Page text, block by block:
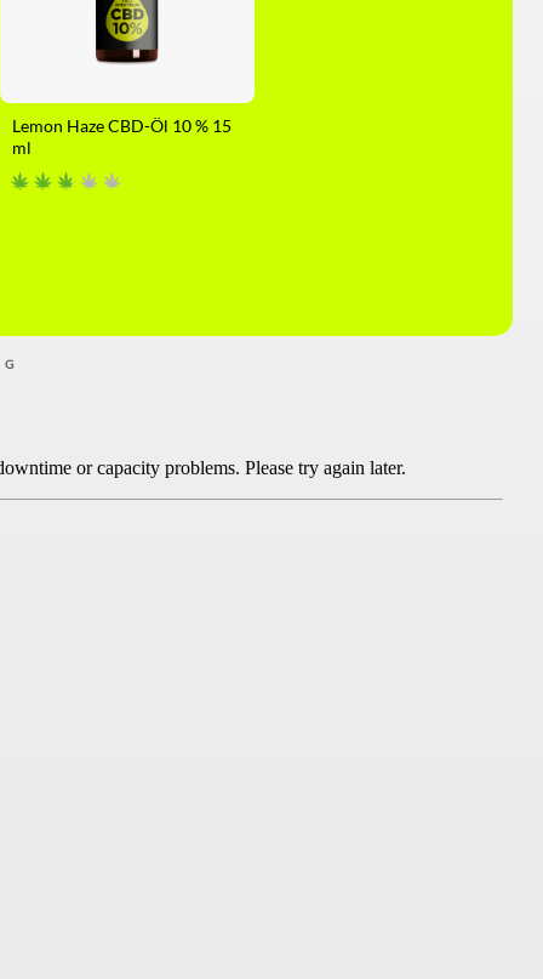
Lemon Haze CBD-Öl 10 % 15
ml